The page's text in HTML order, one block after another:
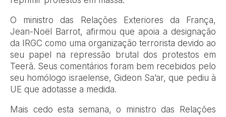
O ministro das Relações Exteriores da França,
Jean-Noël Barrot, afirmou que apoia a designação
da IRGC como uma organização terrorista devido ao
seu papel na repressão brutal dos protestos em
Teerã. Seus comentários foram bem recebidos pelo
seu homólogo israelense, Gideon Sa’ar, que pediu à
UE que adotasse a medida.
Mais cedo esta semana, o ministro das Relações